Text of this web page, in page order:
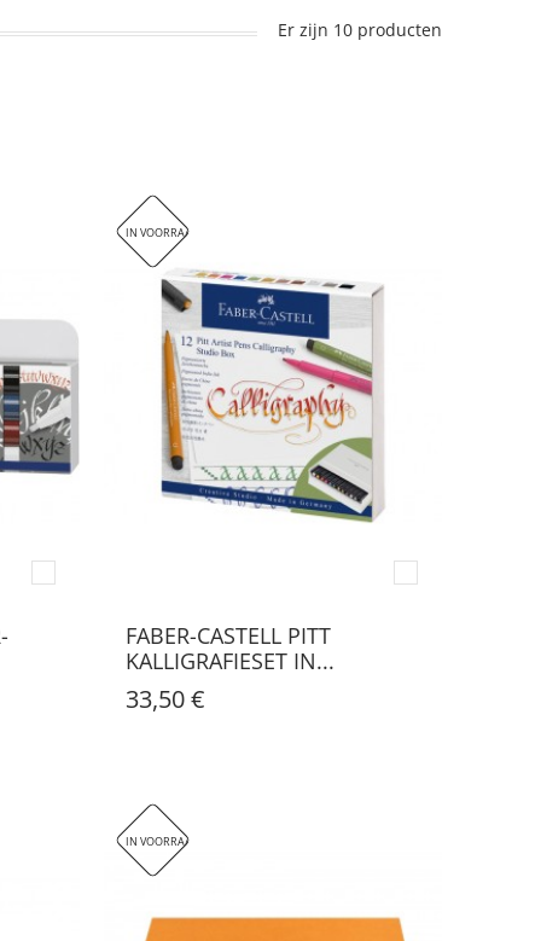
Er zijn 10 producten
IN VOORRAAD
FABER-CASTELL PITT
KALLIGRAFIESET IN...
33,50 €
IN VOORRAAD